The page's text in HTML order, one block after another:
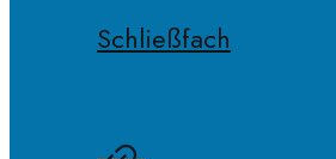
Schließfach